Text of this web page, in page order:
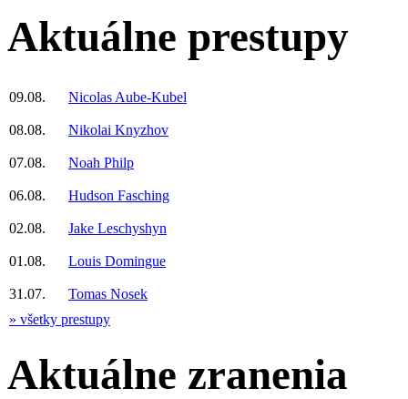
Aktuálne prestupy
09.08. Nicolas Aube-Kubel
08.08. Nikolai Knyzhov
07.08. Noah Philp
06.08. Hudson Fasching
02.08. Jake Leschyshyn
01.08. Louis Domingue
31.07.
Tomas Nosek
» všetky prestupy
Aktuálne zranenia